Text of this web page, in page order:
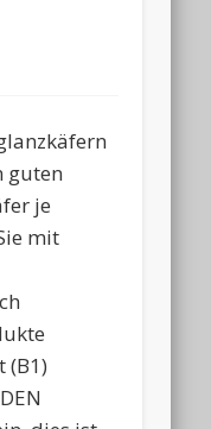
guten
je
mit
(B1)